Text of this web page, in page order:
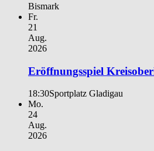
Bismark
Fr.
21
Aug.
2026
Eröffnungsspiel
18:30Sportplatz Gladigau
Mo.
24
Aug.
2026